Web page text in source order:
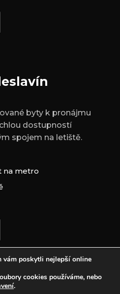
byty k pronájmu
dostupností
spojem na letiště.
na metro
vám poskytli nejlepší online
cookies používáme, nebo
.